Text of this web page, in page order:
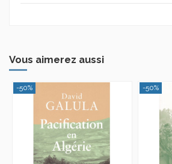
Vous aimerez aussi
-50% -50%